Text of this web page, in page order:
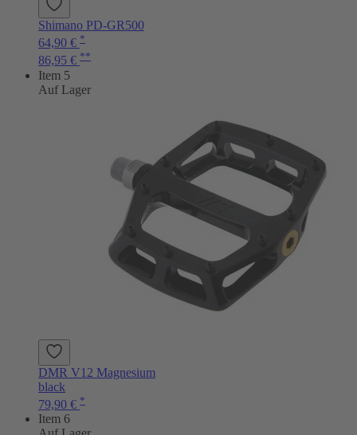
Shimano PD-GR500
64,90 € *
86,95 € **
Item 5
Auf Lager
DMR V12 Magnesium
black
79,90 € *
Item 6